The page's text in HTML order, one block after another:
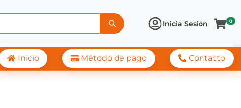
Inicia Sesión 0
Inicio Método de pago Contacto